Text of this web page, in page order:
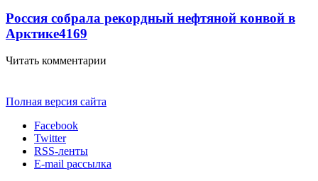
Россия собрала рекордный нефтяной конвой в
Арктике4169
Читать комментарии
Полная версия сайта
Facebook
Twitter
RSS-ленты
E-mail рассылка